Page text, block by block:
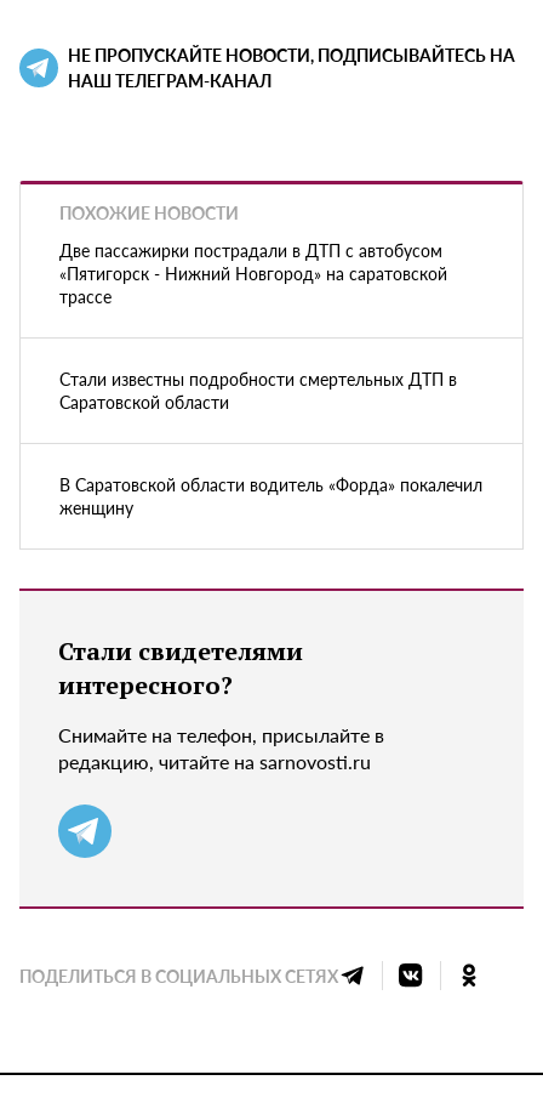
НЕ ПРОПУСКАЙТЕ НОВОСТИ, ПОДПИСЫВАЙТЕСЬ НА
НАШ ТЕЛЕГРАМ-КАНАЛ
ПОХОЖИЕ НОВОСТИ
Две пассажирки пострадали в ДТП с автобусом
«Пятигорск - Нижний Новгород» на саратовской
трассе
Стали известны подробности смертельных ДТП в
Саратовской области
В Саратовской области водитель «Форда» покалечил
женщину
Стали свидетелями
интересного?
Снимайте на телефон, присылайте в
редакцию, читайте на sarnovosti.ru
ПОДЕЛИТЬСЯ В СОЦИАЛЬНЫХ СЕТЯХ